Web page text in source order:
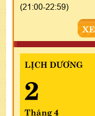
(21:00-22:59)
LỊCH DƯƠNG
2
Tháng 4